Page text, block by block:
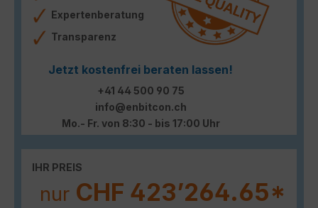
Expertenberatung
Transparenz
Jetzt kostenfrei beraten lassen!
+41 44 500 90 75
info@enbitcon.ch
Mo.- Fr. von 8:30 - bis 17:00 Uhr
IHR PREIS
nur CHF 423’264.65*